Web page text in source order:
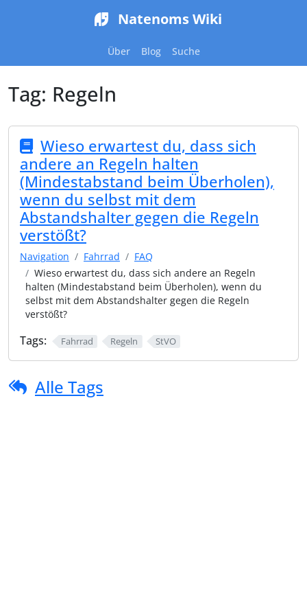
Natenoms Wiki
Über Blog Suche
Tag: Regeln
Wieso erwartest du, dass sich
andere an Regeln halten
(Mindestabstand beim Überholen),
wenn du selbst mit dem
Abstandshalter gegen die Regeln
verstößt?
Navigation Fahrrad
FAQ
Wieso erwartest du, dass sich andere an Regeln
halten (Mindestabstand beim Überholen), wenn du
selbst mit dem Abstandshalter gegen die Regeln
verstößt?
Tags: Fahrrad Regeln StVO
Alle Tags